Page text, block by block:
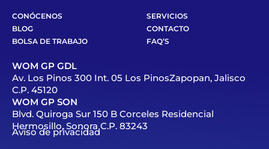
CONÓCENOS
SERVICIOS
BLOG
CONTACTO
BOLSA DE TRABAJO
FAQ’S
WOM GP GDL
Av. Los Pinos 300 Int. 05 Los PinosZapopan, Jalisco
C.P. 45120
WOM GP SON
Blvd. Quiroga Sur 150 B Corceles Residencial
Hermosillo, Sonora C.P. 83243
Aviso de privacidad